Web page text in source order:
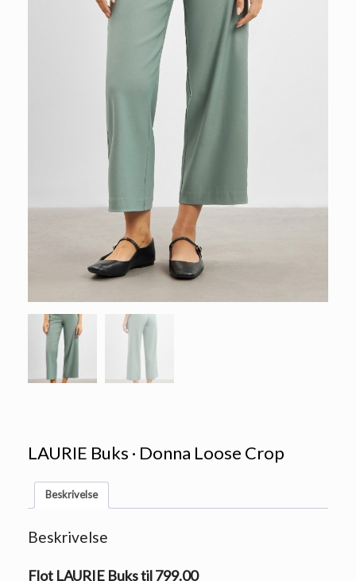
LAURIE Buks · Donna Loose Crop
Beskrivelse
Beskrivelse
Flot LAURIE Buks til 799.00